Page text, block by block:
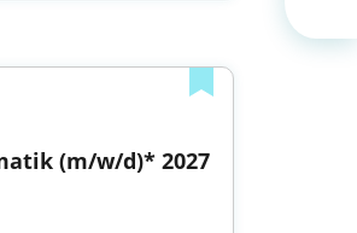
(m/w/d)* 2027